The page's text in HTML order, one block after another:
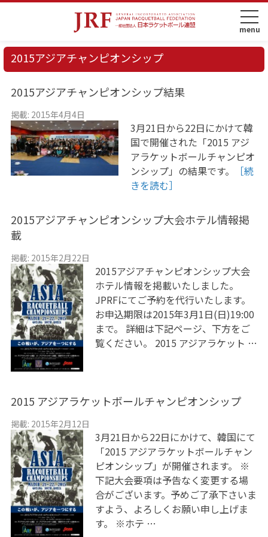
2015アジアチャンピオンシップ
2015アジアチャンピオンシップ結果
掲載: 2015年4月4日
3月21日から22日にかけて韓
国で開催された「2015 アジ
アラケットボールチャンピオ
ンシップ」の結果です。
［続
きを読む］
2015アジアチャンピオンシップ大会ホテル情報掲
載
掲載: 2015年2月22日
2015アジアチャンピオンシップ大会
ホテル情報を掲載いたしました。
JPRFにてご予約を代行いたします。
お申込期限は2015年3月1日(日)19:00
まで。 詳細は下記ページ、下方をご
覧ください。 2015 アジアラケット …
2015 アジアラケットボールチャンピオンシップ
掲載: 2015年2月12日
3月21日から22日にかけて、韓国にて
「2015 アジアラケットボールチャン
ピオンシップ」が開催されます。 ※
下記大会要項は予告なく変更する場
合がございます。予めご了承下さいま
すよう、よろしくお願い申し上げま
す。 ※ホテ …